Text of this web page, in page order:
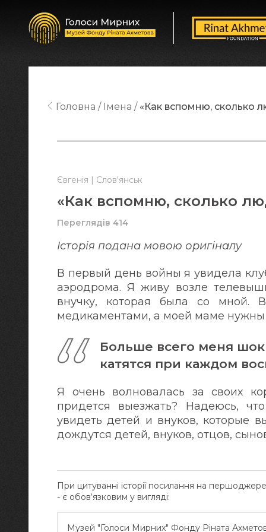
Євгенія | Слов'янськ
«Как вспомню, сколько
Переглядів 414
Історія подана мовою оригіналy
В первый день войны я увидела
аэродрома. Я живу возле
внучку, которая была со
медикаментами, а моей маме
Больше всего меня
катятся при каждом
Я очень волновалась за своих
придется выезжать? Надеюсь,
увидеть детей и внуков, которые
дождутся детей, внуков, отцов,
При цитуванні історії посилання на
- є обов‘язковим у вигляді:
Музей "Голоси Мирних" Фонду Ріната
Головна Імена «Как вспомню, сколько